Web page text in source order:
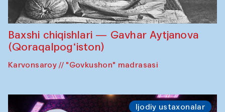
Baxshi chiqishlari — Gavhar Aytjanova
(Qoraqalpog‘iston)
Karvonsaroy // "Govkushon" madrasasi
Ijodiy ustaxonalar